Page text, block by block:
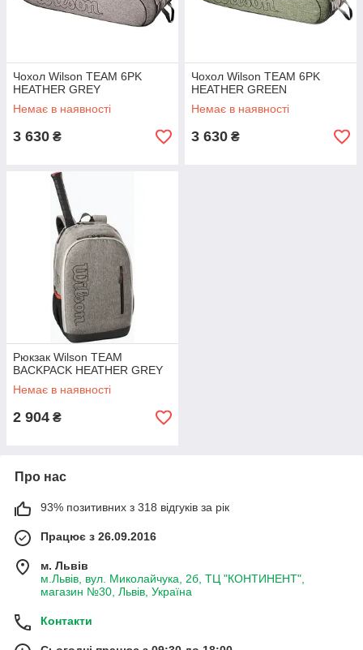
Чохол Wilson TEAM 6PK
HEATHER GREY
Немає в наявності
3 630 ₴
Чохол Wilson TEAM 6PK
HEATHER GREEN
Немає в наявності
3 630 ₴
Рюкзак Wilson TEAM
BACKPACK HEATHER GREY
Немає в наявності
2 904 ₴
Про нас
93% позитивних з 318 відгуків за рік
Працює з 26.09.2016
м. Львів
м.Львів, вул. Миколайчука, 2б, ТЦ "КОНТИНЕНТ",
магазин №30, Львів, Україна
Контакти